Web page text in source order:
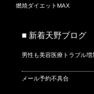
燃焼ダイエットMAX
■ 新着天野ブログ
男性も美容医療トラブル増
メール予約不具合